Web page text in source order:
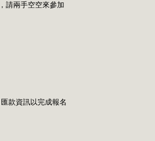
請兩手空空來參加
款資訊以完成報名